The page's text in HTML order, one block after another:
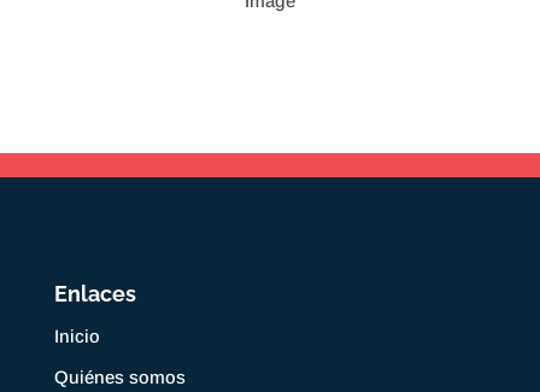
Enlaces
Inicio
Quiénes somos